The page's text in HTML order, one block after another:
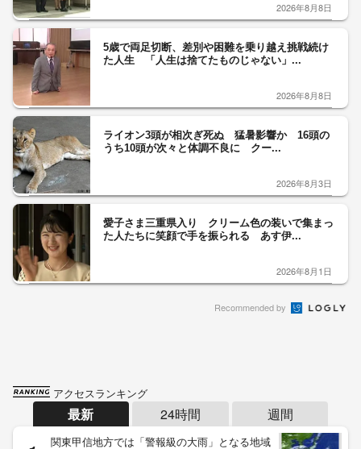
2026年8月8日
5歳で両足切断、差別や困難を乗り越え挑戦続け
た人生 「人生は捨てたものじゃない」...
2026年8月8日
ライオン3頭が相次ぎ死ぬ 猛暑影響か 16頭の
うち10頭が次々と体調不良に クー...
2026年8月3日
愛子さま三重県入り クリーム色の装いで集まっ
た人たちに笑顔で手を振られる あす伊...
2026年8月1日
Recommended by
アクセスランキング
最新 24時間 週間
関東甲信地方では「警報級の大雨」となる地域